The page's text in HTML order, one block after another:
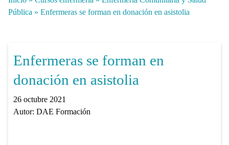
Pública » Enfermeras se forman en donación en asistolia
Enfermeras se forman en
donación en asistolia
26 octubre 2021
Autor: DAE Formación